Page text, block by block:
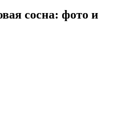
сосна: фото и